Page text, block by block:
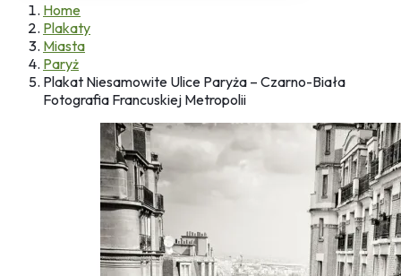
Home
Plakaty
Miasta
Paryż
Plakat Niesamowite Ulice Paryża – Czarno-Biała
Fotografia Francuskiej Metropolii